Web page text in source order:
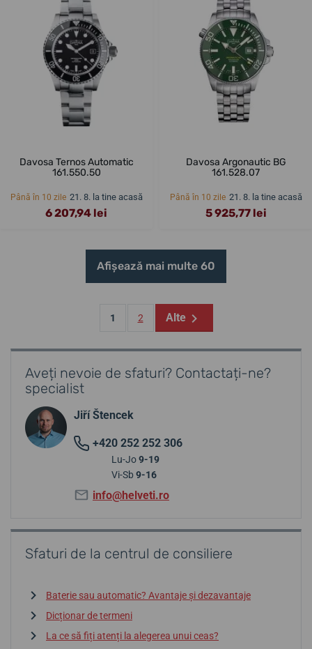
Davosa Ternos Automatic
161.550.50
Până în 10 zile 21. 8. la tine acasă
6 207,94 lei
Davosa Argonautic BG
161.528.07
Până în 10 zile 21. 8. la tine acasă
5 925,77 lei
Afișează mai multe 60
1 2 Alte
Aveți nevoie de sfaturi? Contactați-ne?
specialist
Jiří Štencek
+420 252 252 306
Lu-Jo9-19
Vi-Sb 9-16
info@helveti.ro
Sfaturi de la centrul de consiliere
Baterie sau automatic? Avantaje și dezavantaje
Dicționar de termeni
La ce să fiți atenți la alegerea unui ceas?